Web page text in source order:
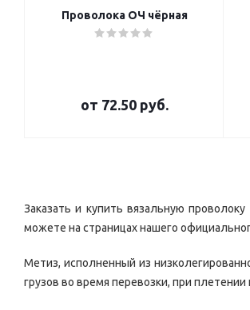
Проволока ОЧ чёрная
от 72.50 руб.
Заказать и купить вязальную
можете на страницах нашего
Метиз, исполненный из
грузов во время перевозки, при